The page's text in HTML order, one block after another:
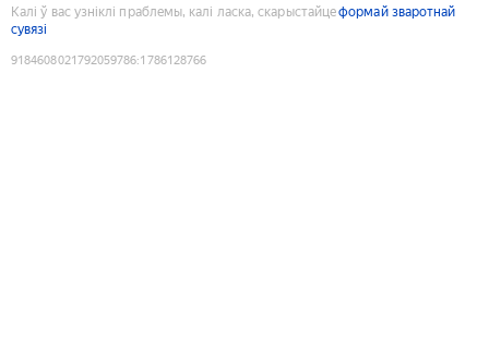
Калі ў вас узніклі праблемы, калі ласка, скарыстайцеформай зваротнай
сувязі
9184608021792059786:1786128766